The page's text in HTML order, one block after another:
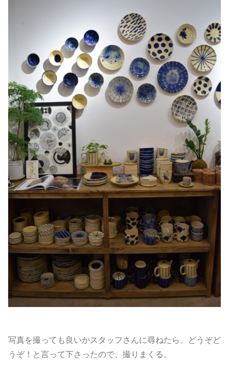
写真を撮っても良いかスタッフさんに尋ねたら、どうぞど
うぞ！と言って下さったので、撮りまくる。